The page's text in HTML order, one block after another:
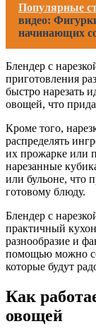
Популярные
видео:
начинающих
Блендер с
приготовления
быстро нарезать
овощей, что
Кроме того,
распределять
их прожарке или
нарезанные
или бульоне, что
готовому блюду.
Блендер с
практичный
разнообразие и
помощью можно
которые будут
Как
овощей